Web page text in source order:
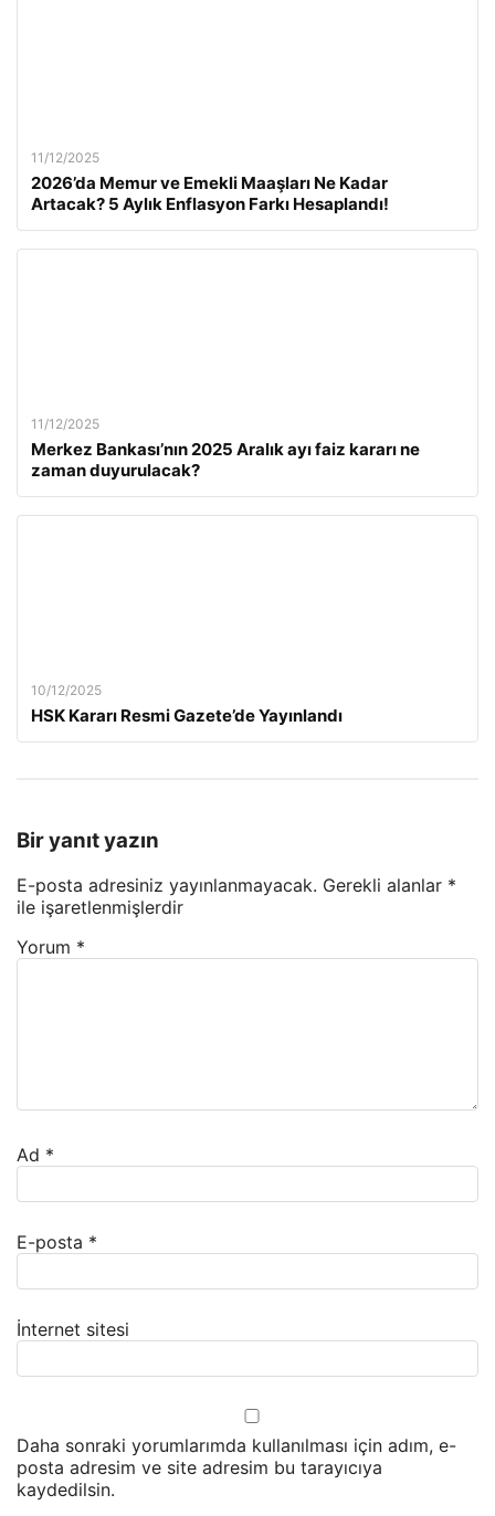
11/12/2025
2026’da Memur ve Emekli Maaşları Ne Kadar
Artacak? 5 Aylık Enflasyon Farkı Hesaplandı!
11/12/2025
Merkez Bankası’nın 2025 Aralık ayı faiz kararı ne
zaman duyurulacak?
10/12/2025
HSK Kararı Resmi Gazete’de Yayınlandı
Bir yanıt yazın
E-posta adresiniz yayınlanmayacak. Gerekli alanlar *
ile işaretlenmişlerdir
Yorum *
Ad *
E-posta *
İnternet sitesi
Daha sonraki yorumlarımda kullanılması için adım, e-
posta adresim ve site adresim bu tarayıcıya
kaydedilsin.